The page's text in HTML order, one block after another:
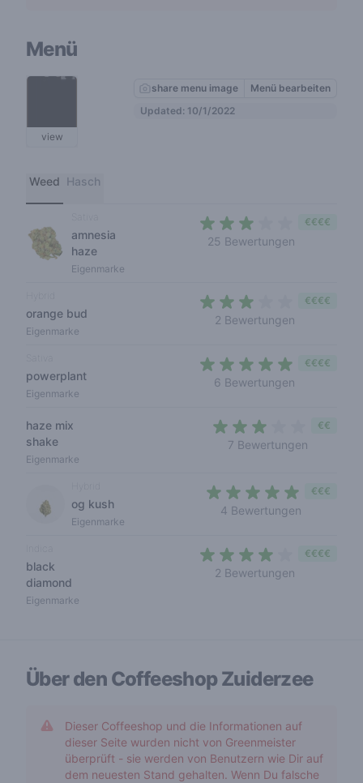
Menü
view
share menu image
Menü bearbeiten
Updated: 10/1/2022
Weed Hasch
amnesia
haze
Eigenmarke
25 Bewertungen
€€€€
orange bud
Eigenmarke
2 Bewertungen
€€€€
powerplant
Eigenmarke
6 Bewertungen
€€€€
haze mix
shake
Eigenmarke
7 Bewertungen
€€
og kush
Eigenmarke
4 Bewertungen
€€€
black
diamond
Eigenmarke
2 Bewertungen
€€€€
Über den CoffeeshopZuiderzee
Dieser Coffeeshop und die Informationen auf
dieser Seite wurden nicht von Greenmeister
überprüft - sie werden von Benutzern wie Dir auf
dem neuesten Stand gehalten. Wenn Du falsche